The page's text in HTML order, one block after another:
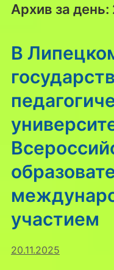
Архив за день:
В
участием
20.11.2025